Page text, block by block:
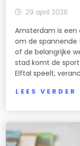
29 april 2026
Amsterdam is
om de spannende
of de belangrijke
stad komt de
Elftal speelt,
LEES VERDER